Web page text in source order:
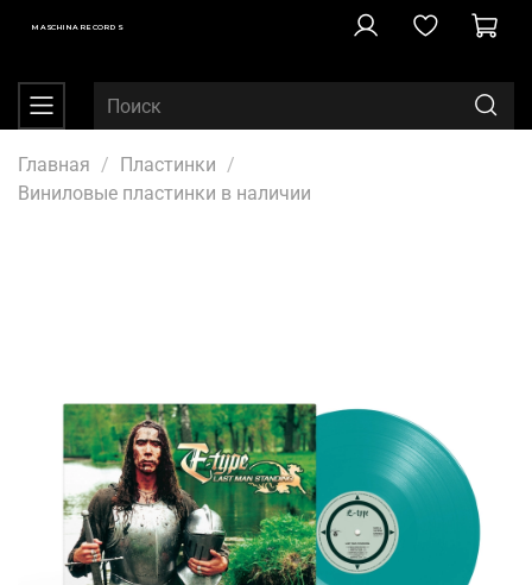
MASCHINA RECORDS
Главная
Пластинки
Виниловые пластинки в наличии